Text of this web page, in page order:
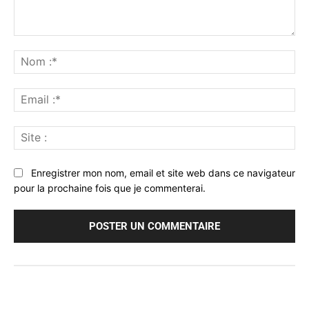
:*
:*
:
Enregistrer mon nom, email et site web dans ce navigateur
pour la prochaine fois que je commenterai.